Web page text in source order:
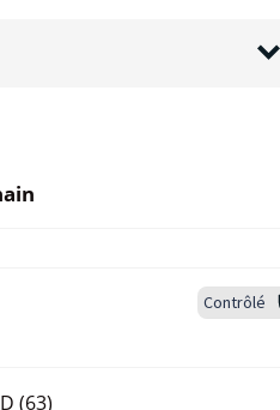
Contrôlé
(63)